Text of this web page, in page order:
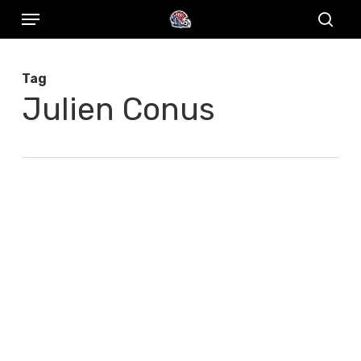
Skip
content
Menu
Tag
Julien Conus